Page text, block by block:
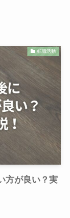
転職活動
方が良い？実